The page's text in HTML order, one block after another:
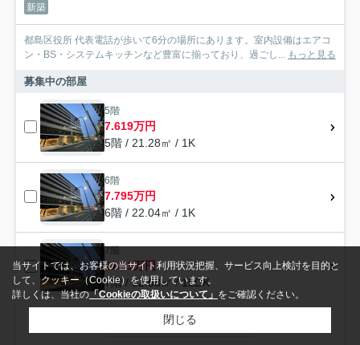
新築
都島区役所 代表電話が歩いて6分の場所にあります。室内設備はエアコ
ン・BS・システムキッチンなど豊富に揃っており、過ごし...
もっと見る
募集中の部屋
5階
7.619万円
5階 / 21.28㎡ / 1K
6階
7.795万円
6階 / 22.04㎡ / 1K
7階
11.31万円
7階 / 32.68㎡ / 1LDK
すべて見る（全4戸）
当サイトでは、お客様の当サイト利用状況把握、サービス向上検討を目的と
して、クッキー（Cookie）を使用しています。
詳しくは、当社の「Cookieの取扱いについて」 をご確認ください。
閉じる